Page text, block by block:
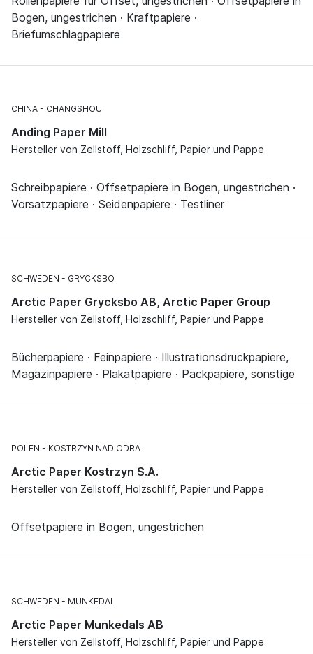
Bogen, ungestrichen · Kraftpapiere ·
Briefumschlagpapiere
CHINA CHANGSHOU
Anding Paper Mill
Hersteller von Zellstoff, Holzschliff, Papier und Pappe
Schreibpapiere · Offsetpapiere in Bogen, ungestrichen ·
Vorsatzpapiere · Seidenpapiere · Testliner
SCHWEDEN GRYCKSBO
Arctic Paper Grycksbo AB, Arctic Paper Group
Hersteller von Zellstoff, Holzschliff, Papier und Pappe
Bücherpapiere · Feinpapiere · Illustrationsdruckpapiere,
Magazinpapiere · Plakatpapiere · Packpapiere, sonstige
POLEN KOSTRZYN NAD ODRA
Arctic Paper Kostrzyn S.A.
Hersteller von Zellstoff, Holzschliff, Papier und Pappe
Offsetpapiere in Bogen, ungestrichen
SCHWEDEN MUNKEDAL
Arctic Paper Munkedals AB
Hersteller von Zellstoff, Holzschliff, Papier und Pappe